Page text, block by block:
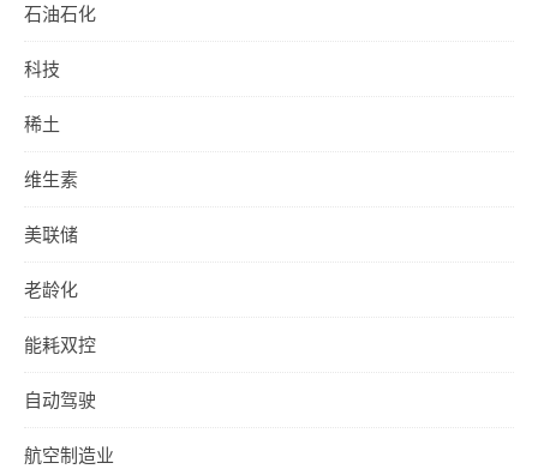
石油石化
科技
稀土
维生素
美联储
老龄化
能耗双控
自动驾驶
航空制造业